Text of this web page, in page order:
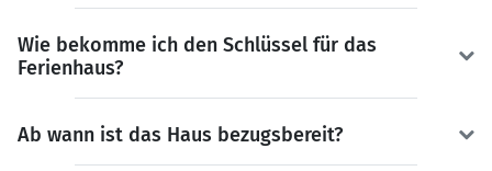
Wie bekomme ich den Schlüssel für das
Ferienhaus?
Ab wann ist das Haus bezugsbereit?